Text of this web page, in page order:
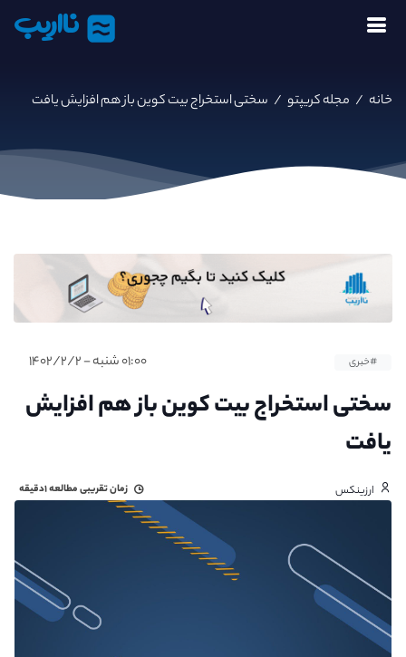
نااریب
خانه / مجله کریپتو / سختی استخراج بیت کوین باز هم افزایش یافت
#خبری ۰۱:۰۰ شنبه - ۱۴۰۲/۲/۲
سختی استخراج بیت کوین باز هم افزایش
یافت
ارزینکس زمان تقریبی مطالعه۱دقیقه